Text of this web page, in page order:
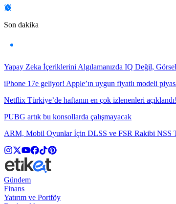
Son dakika
Yapay Zeka İçeriklerini Algılamanızda IQ Değil,
iPhone 17e geliyor! Apple’ın uygun fiyatlı modeli
Netflix Türkiye’de haftanın en çok izlenenleri
PUBG artık bu konsollarda çalışmayacak
ARM, Mobil Oyunlar İçin DLSS ve FSR Rakibi NSS
Gündem
Finans
Yatırım ve Portföy